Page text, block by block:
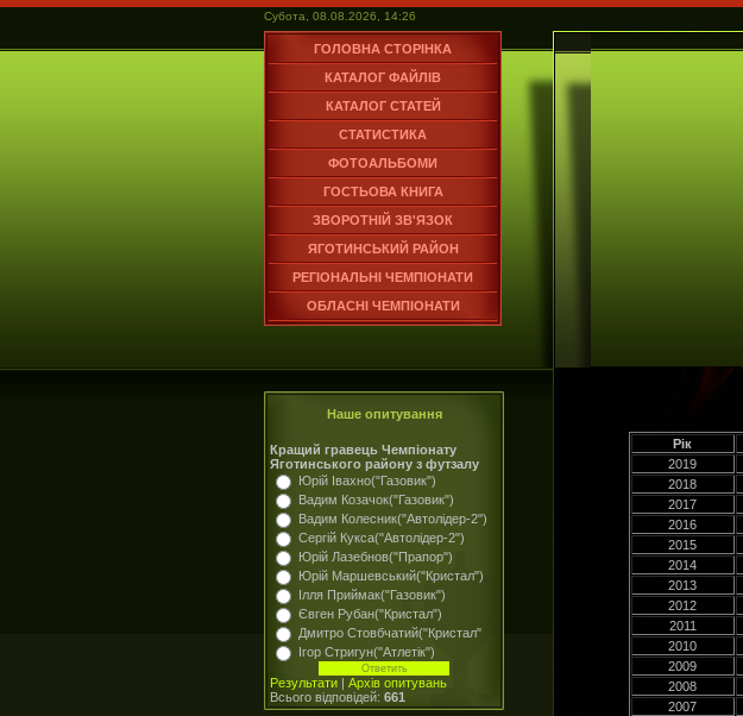
Субота, 08.08.2026, 14:26
ГОЛОВНА СТОРІНКА
КАТАЛОГ ФАЙЛІВ
КАТАЛОГ СТАТЕЙ
СТАТИСТИКА
ФОТОАЛЬБОМИ
ГОСТЬОВА КНИГА
ЗВОРОТНІЙ ЗВ'ЯЗОК
ЯГОТИНСЬКИЙ РАЙОН
РЕГІОНАЛЬНІ ЧЕМПІОНАТИ
ОБЛАСНІ ЧЕМПІОНАТИ
Наше опитування
Кращий гравець Чемпіонату
Яготинського району з футзалу
Юрій Івахно("Газовик")
Вадим Козачок("Газовик")
Вадим Колесник("Автолідер-2")
Сергій Кукса("Автолідер-2")
Юрій Лазебнов("Прапор")
Юрій Маршевський("Кристал")
Ілля Приймак("Газовик")
Євген Рубан("Кристал")
Дмитро Стовбчатий("Кристал"
Ігор Стригун("Атлетік")
Результати | Архів опитувань
Всього відповідей: 661
Рік
2019
2018
2017
2016
2015
2014
2013
2012
2011
2010
2009
2008
2007